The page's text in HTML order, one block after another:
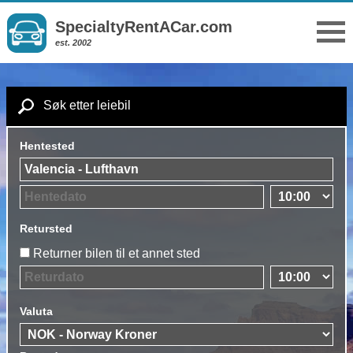
SpecialtyRentACar.com
est. 2002
Søk etter leiebil
Hentested
Retursted
Returner bilen til et annet sted
Valuta